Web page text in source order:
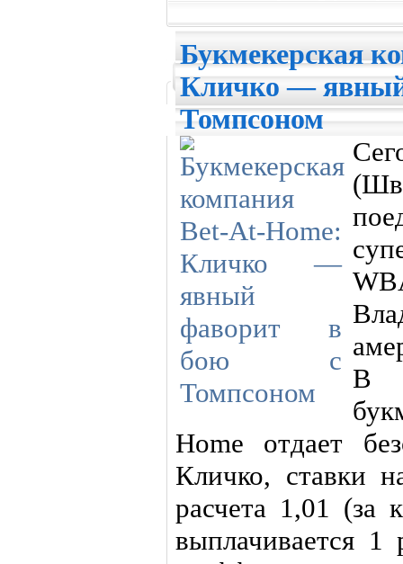
Букмекерская
Кличко —
Томпсоном
В
Home отдает
Кличко, ставки
расчета 1,01 (за
выплачивается 1